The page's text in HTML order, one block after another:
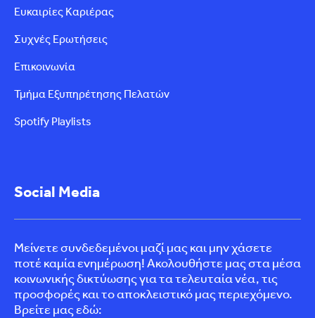
Ευκαιρίες Καριέρας
Συχνές Ερωτήσεις
Επικοινωνία
Τμήμα Εξυπηρέτησης Πελατών
Spotify Playlists
Social Media
Μείνετε συνδεδεμένοι μαζί μας και μην χάσετε
ποτέ καμία ενημέρωση! Ακολουθήστε μας στα μέσα
κοινωνικής δικτύωσης για τα τελευταία νέα, τις
προσφορές και το αποκλειστικό μας περιεχόμενο.
Βρείτε μας εδώ: